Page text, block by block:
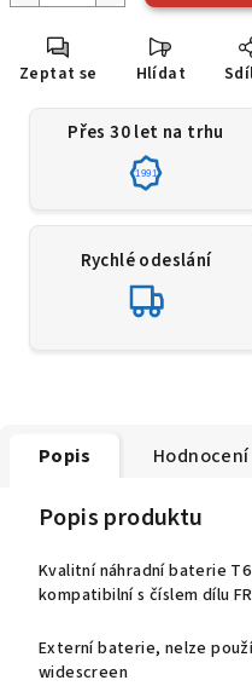
Zeptat se Hlídat
Přes 30 let na trhu
1991
Rychlé odeslání
Popis Hodnocení
Popis produktu
Kvalitní náhradní baterie
kompatibilní s číslem dílu
Externí baterie, nelze
widescreen